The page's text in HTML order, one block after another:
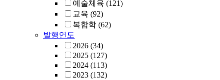
예술체육 (121)
교육 (92)
복합학 (62)
발행연도
2026 (34)
2025 (127)
2024 (113)
2023 (132)